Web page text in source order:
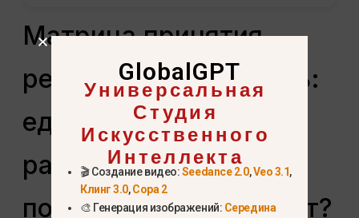
Матрица принятия
решений: Что выбрать:
единовременное
распределение или
пожизненный аннуитет?
GlobalGPT
Универсальная
Студия
Искусственного
Интеллекта
🎬 Создание видео:Seedance 2.0,Veo 3.1,
Клинг 3.0,Сора 2
🎨 Генерация изображений: Середина